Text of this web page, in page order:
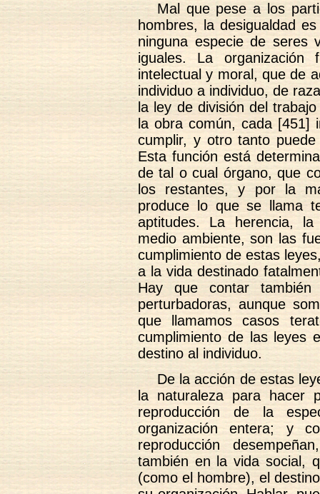
Mal que pese a los
hombres, la desigualdad
ninguna especie de seres
iguales. La
intelectual y moral, que de
individuo a individuo, de
la ley de división del
la obra común, cada [451]
cumplir, y otro tanto
Esta función está
de tal o cual órgano, que
los restantes, y por la
produce lo que se llama
aptitudes. La herencia,
medio ambiente, son las
cumplimiento de estas
a la vida destinado
Hay que contar
perturbadoras, aunque
que llamamos casos
cumplimiento de las leyes
destino al individuo.
De la acción de estas
la naturaleza para hacer
reproducción de la
organización entera; y
reproducción
también en la vida social,
(como el hombre), el